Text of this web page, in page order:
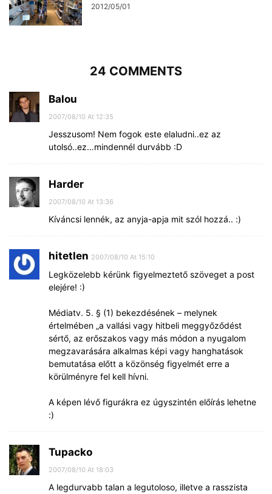
2012/05/01
24 COMMENTS
Balou
2007/08/10 At 12:35
Jesszusom! Nem fogok este elaludni..ez az
utolsó..ez…mindennél durvább :D
Harder
2007/08/10 At 13:36
Kíváncsi lennék, az anyja-apja mit szól hozzá.. :)
hitetlen 2007/08/10 At 15:10
Legközelebb kérünk figyelmeztető szöveget a post
elejére! :)
Médiatv. 5. § (1) bekezdésének – melynek
értelmében „a vallási vagy hitbeli meggyőződést
sértő, az erőszakos vagy más módon a nyugalom
megzavarására alkalmas képi vagy hanghatások
bemutatása előtt a közönség figyelmét erre a
körülményre fel kell hívni.
A képen lévő figurákra ez úgyszintén előírás lehetne
:)
Tupacko
2007/08/10 At 18:03
A legdurvabb talan a legutoloso, illetve a rasszista